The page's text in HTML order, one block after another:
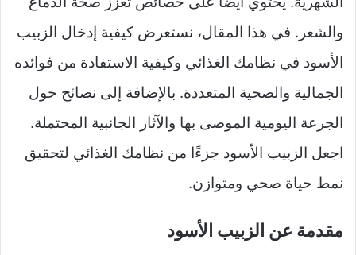
والشعر. في هذا المقال، نستعرض كيفية إدخال الزبيب
الأسود في نظامك الغذائي وكيفية الاستفادة من فوائده
الجمالية والصحية المتعددة. بالإضافة إلى نصائح حول
الجرعة اليومية الموصى بها والآثار الجانبية المحتملة.
اجعل الزبيب الأسود جزءًا من نظامك الغذائي لتحقيق
نمط حياة صحي ومتوازن.
مقدمة عن الزبيب الأسود